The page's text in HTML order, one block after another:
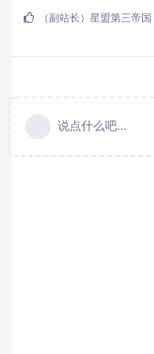
（副站长）星盟第三帝国
说点什么吧...